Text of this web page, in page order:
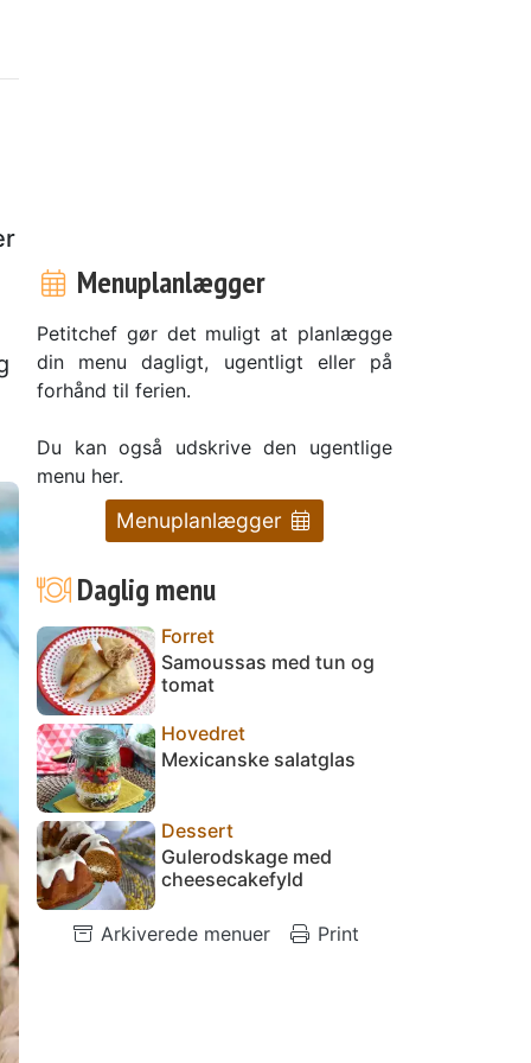
Menuplanlægger
Petitchef gør det muligt at planlægge
din menu dagligt, ugentligt eller på
forhånd til ferien.
Du kan også udskrive den ugentlige
menu her.
Menuplanlægger
Daglig menu
Forret
Samoussas med tun og
tomat
Hovedret
Mexicanske salatglas
Dessert
Gulerodskage med
cheesecakefyld
Arkiverede menuer Print